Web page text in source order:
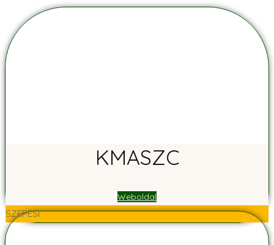
KMASZC
Weboldal
SZEPESI